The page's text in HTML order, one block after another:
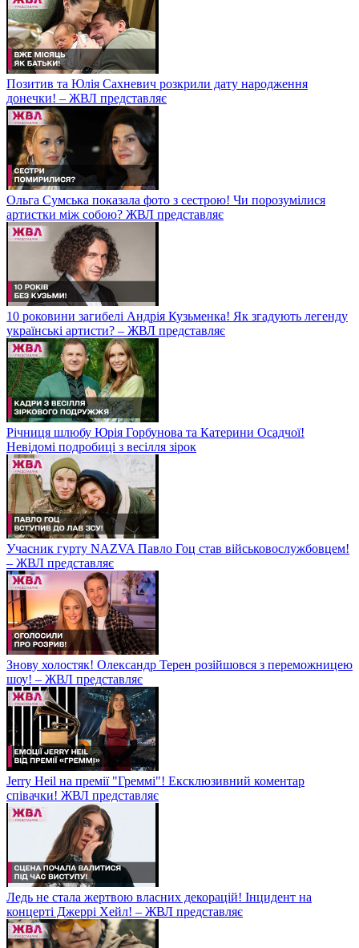
Позитив та Юлія Сахневич розкрили дату народження
донечки! – ЖВЛ представляє
Ольга Сумська показала фото з сестрою! Чи порозумілися
артистки між собою? ЖВЛ представляє
10 роковини загибелі Андрія Кузьменка! Як згадують легенду
українські артисти? – ЖВЛ представляє
Річниця шлюбу Юрія Горбунова та Катерини Осадчої!
Невідомі подробиці з весілля зірок
Учасник гурту NAZVA Павло Гоц став військовослужбовцем!
– ЖВЛ представляє
Знову холостяк! Олександр Терен розійшовся з переможницею
шоу! – ЖВЛ представляє
Jerry Heil на премії "Греммі"! Ексклюзивний коментар
співачки! ЖВЛ представляє
Ледь не стала жертвою власних декорацій! Інцидент на
концерті Джеррі Хейл! – ЖВЛ представляє